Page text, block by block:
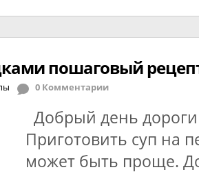
пошаговый
0 Комментарии
Добрый день
Приготовить суп на
может быть проще.